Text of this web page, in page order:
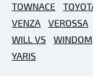
TOWNACE
VENZA
VEROSSA
WILL VS
WINDOM
YARIS